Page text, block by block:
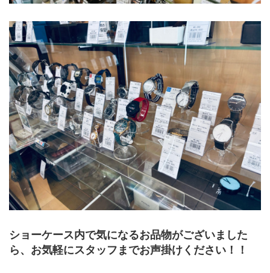
ショーケース内で気になるお品物がございました
ら、お気軽にスタッフまでお声掛けください！！